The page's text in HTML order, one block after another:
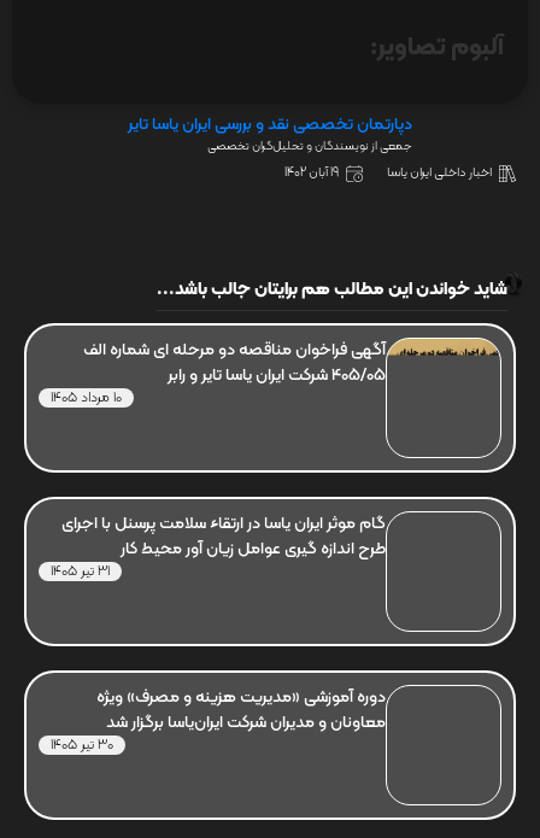
آلبوم تصاویر:
دپارتمان تخصصی نقد و بررسی ایران یاسا تایر
جمعی از نویسندگان و تحلیل‌گران تخصصی
اخبار داخلی ایران یاسا 19 آبان 1402
شاید خواندن این مطالب هم برایتان جالب باشد...
آگهی فراخوان مناقصه دو مرحله ای شماره الف
405/05 شرکت ایران یاسا تایر و رابر
10 مرداد 1405
گام موثر ایران یاسا در ارتقاء سلامت پرسنل با اجرای
طرح اندازه گیری عوامل زیان آور محیط کار
31 تیر 1405
دوره آموزشی «مدیریت هزینه و مصرف» ویژه
معاونان و مدیران شرکت ایران‌یاسا برگزار شد
30 تیر 1405